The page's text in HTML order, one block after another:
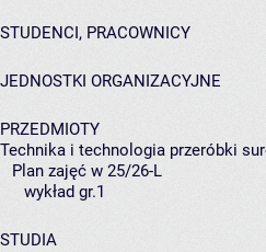
STUDENCI, PRACOWNICY
JEDNOSTKI ORGANIZACYJNE
PRZEDMIOTY
Technika i technologia przeróbki
Plan zajęć w 25/26-L
wykład gr.1
STUDIA